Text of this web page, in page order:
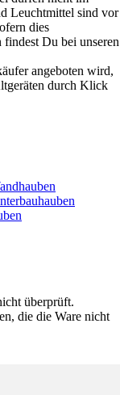
Leuchtmittel sind vor
dies
Du bei unseren
angeboten wird,
durch Klick
überprüft.
die die Ware nicht